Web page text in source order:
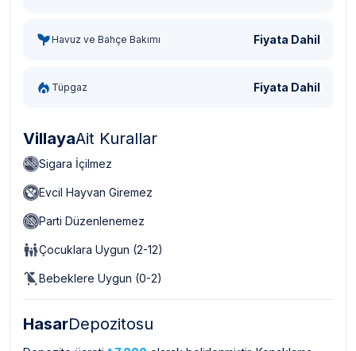
Havuz ve Bahçe Bakımı Fiyata Dahil
Tüpgaz Fiyata Dahil
VillayaAit Kurallar
Sigara İçilmez
Evcil Hayvan Giremez
Parti Düzenlenemez
Çocuklara Uygun (2-12)
Bebeklere Uygun (0-2)
HasarDepozitosu